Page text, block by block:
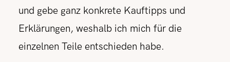
und gebe ganz konkrete Kauftipps und
Erklärungen, weshalb ich mich für die
einzelnen Teile entschieden habe.